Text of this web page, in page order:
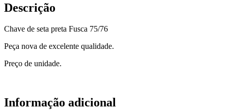
Descrição
Chave de seta preta Fusca 75/76
Peça nova de excelente qualidade.
Preço de unidade.
Informação adicional